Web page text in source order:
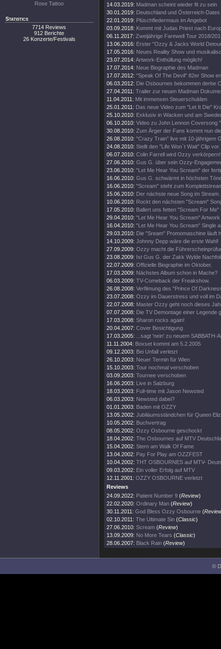
Rose Tattoo
Statistics
7714 Reviews
912 Berichte
26 Konzerte/Festivals
14.03.2019: Madman scheint wieder fit zu sein
30.01.2019: Deutschland und Österreich-
22.01.2019: Plüschfledermaus im Angebot
03.09.2018: Kommt mit Judas Priest nach
06.11.2017: Zweijährige Farewell Tour 2018/
13.06.2016: Erster "Ozzy & Jacks World
17.05.2016: Neues Reality Show und
23.07.2014: Artwork-Enthüllung möglich!
17.07.2014: Neue Biographie des Madman
17.07.2012: "Speak Of The Devil" 82er Show
06.03.2012: Die Osbournes bekommen derbe
27.04.2011: Trailer zur neuen Madman
11.04.2011: Mit immensen Steuerschulden
25.01.2011: Das neue Video zum "Let It Die"
25.10.2010: Exklusiv in Wacken und am
06.10.2010: Video zu John Lennon Coversong
30.08.2010: Zum Ärger der Fans kommt nun
26.08.2010: "Crazy Train" live mit 10-jährigem
24.08.2010: Stellt den "Life Won`t Wait" Clip vor.
06.07.2010: Colin Farrell wird Ozzy verkörpern!
27.06.2010: Gus G. über sein Ozzy-
23.06.2010: "Let Me Hear You Scream" der
16.06.2010: Gus G. schwärmt in höchsten
16.06.2010: "Scream" steht zum
15.06.2010: Der nächste neue Song im Stream.
10.06.2010: Rockt den nächsten "Scream"
17.05.2010: Ballert uns fetten "Scream For Me"
29.04.2010: "Let Me Hear You Scream" Artwork
16.04.2010: "Let Me Hear You Scream" Single
29.03.2010: Die "Sream" Promomaschine läuft
14.10.2009: Johnny Depp wäre die erste Wahl!
27.09.2009: Ozzy macht die
23.08.2009: Ist Gus G. der Zakk Wylde
22.07.2009: Offizielle Biographie im Oktober.
17.03.2009: Nächstes Album schon in Mache?
06.03.2009: TV-Comeback der Freakshow.
26.08.2008: Verfilmung des "Prince Of
23.07.2008: Ozzy im Dauerstress und voll im
22.07.2008: Master Ozzy geht noch dieses
07.07.2008: Die TV Demontage einer Legende
17.03.2008: Sharon rocks again!
20.04.2007: Cover Besichtigung
17.03.2005:
...sagt 'nein' zu neuem SABBATH-
11.11.2004: Boxset kommt am 5.2.2005
09.12.2003: Bei Unfall verletzt
26.10.2003: Neuer Termin für Wien
15.10.2003: Tour nochmal verschoben
03.09.2003: Tournee verschoben
16.06.2003: Live in Salzburg
18.03.2003: Full-time mit Jason Newsted
06.03.2003: Newsted dabei?
01.01.2003: Baden mit OZZY
13.05.2002: Jubiläumsständchen für Queen
10.05.2002: Buchvertrag
08.05.2002: Ozzy Osbourne geschockt
18.04.2002: The Osbournes auf MTV
15.04.2002: Stern am Walk Of Fame
13.04.2002: Pay For Play am OZZFEST
10.04.2002: THT OSBOURNES auf MTV-
09.03.2002: Ein voller Erfolg auf MTV
12.11.2001: OZZY OSBOURNE verletzt
Reviews
24.09.2022: Patient Number 9 (Review)
22.02.2020: Ordinary Man (Review)
30.11.2011: God Bless Ozzy Osbourne (
02.10.2011: The Ultimate Sin (Classic)
27.06.2010: Scream (Review)
13.09.2009: No More Tears (Classic)
28.06.2007: Black Rain (Review)
©